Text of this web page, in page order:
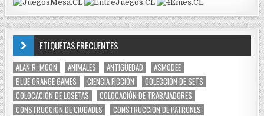
ETIQUETAS FRECUENTES
ALAN R. MOON ANIMALES ANTIGÜEDAD
ASMODEE
BLUE ORANGE GAMES
CIENCIA FICCIÓN
COLECCIÓN DE SETS
COLOCACIÓN DE LOSETAS
COLOCACIÓN DE TRABAJADORES
CONSTRUCCIÓN DE CIUDADES
CONSTRUCCIÓN DE PATRONES